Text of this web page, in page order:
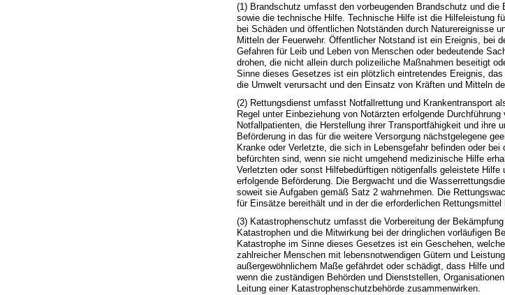
(1) Brandschutz umfasst den vorbeugenden Brandschutz und die
sowie die technische Hilfe. Technische Hilfe ist die Hilfeleistung
bei Schäden und öffentlichen Notständen durch Naturereignisse
Mitteln der Feuerwehr. Öffentlicher Notstand ist ein Ereignis, bei
Gefahren für Leib und Leben von Menschen oder bedeutende
drohen, die nicht allein durch polizeiliche Maßnahmen beseitigt
Sinne dieses Gesetzes ist ein plötzlich eintretendes Ereignis,
die Umwelt verursacht und den Einsatz von Kräften und Mitteln
(2) Rettungsdienst umfasst Notfallrettung und Krankentransport
Regel unter Einbeziehung von Notärzten erfolgende
Notfallpatienten, die Herstellung ihrer Transportfähigkeit und ihre
Beförderung in das für die weitere Versorgung nächstgelegene
Kranke oder Verletzte, die sich in Lebensgefahr befinden oder
befürchten sind, wenn sie nicht umgehend medizinische Hilfe
Verletzten oder sonst Hilfebedürftigen nötigenfalls geleistete Hilfe
erfolgende Beförderung. Die Bergwacht und die
soweit sie Aufgaben gemäß Satz 2 wahrnehmen. Die
für Einsätze bereithält und in der die erforderlichen Rettungsmittel
(3) Katastrophenschutz umfasst die Vorbereitung der
Katastrophen und die Mitwirkung bei der dringlichen vorläufigen
Katastrophe im Sinne dieses Gesetzes ist ein Geschehen,
zahlreicher Menschen mit lebensnotwendigen Gütern und
außergewöhnlichem Maße gefährdet oder schädigt, dass Hilfe
wenn die zuständigen Behörden und Dienststellen,
Leitung einer Katastrophenschutzbehörde zusammenwirken.